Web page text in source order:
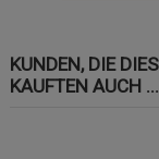
KUNDEN, DIE
KAUFTEN AUCH ...